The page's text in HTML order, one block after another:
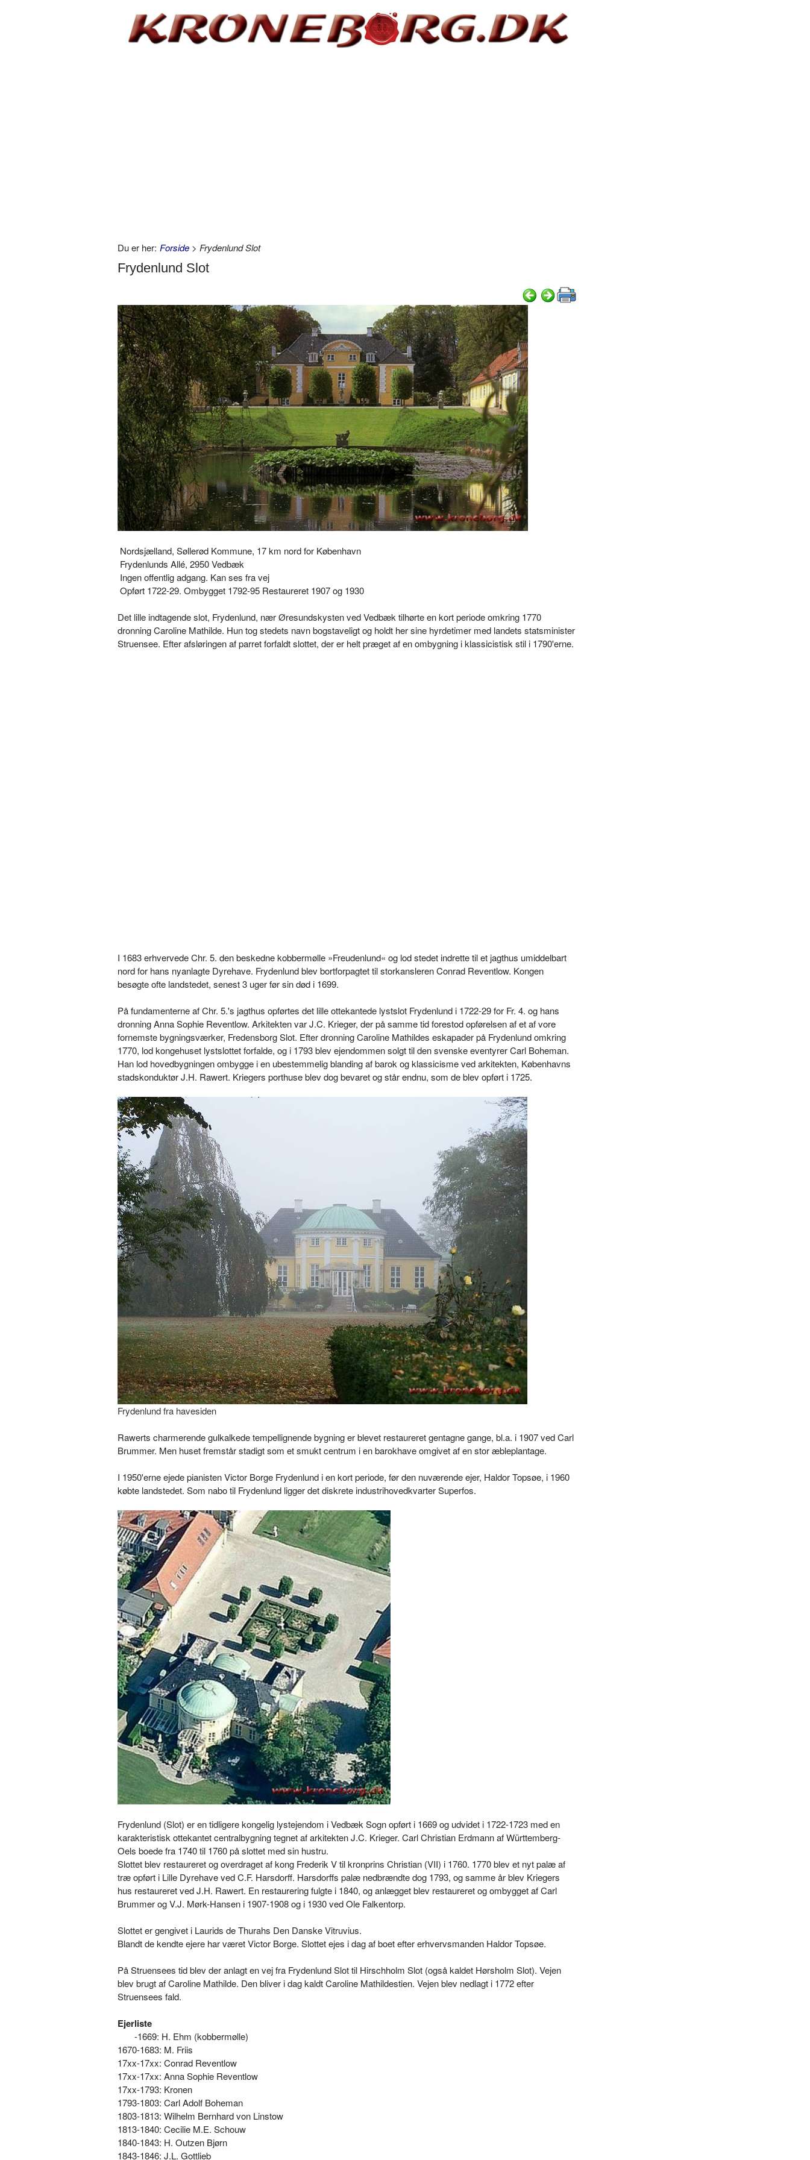
Du er her: Forside > Frydenlund Slot
Frydenlund Slot
Nordsjælland, Søllerød Kommune, 17 km nord for København
Frydenlunds Allé, 2950 Vedbæk
Ingen offentlig adgang. Kan ses fra vej
Opført 1722-29. Ombygget 1792-95 Restaureret 1907 og 1930
Det lille indtagende slot, Frydenlund, nær Øresundskysten ved Vedbæk tilhørte en kort periode omkring 1770
dronning Caroline Mathilde. Hun tog stedets navn bogstaveligt og holdt her sine hyrdetimer med landets statsminister
Struensee. Efter afsløringen af parret forfaldt slottet, der er helt præget af en ombygning i klassicistisk stil i 1790'erne.
I 1683 erhvervede Chr. 5. den beskedne kobbermølle »Freudenlund« og lod stedet indrette til et jagthus umiddelbart
nord for hans nyanlagte Dyrehave. Frydenlund blev bortforpagtet til storkansleren Conrad Reventlow. Kongen
besøgte ofte landstedet, senest 3 uger før sin død i 1699.
På fundamenterne af Chr. 5.'s jagthus opførtes det lille ottekantede lystslot Frydenlund i 1722-29 for Fr. 4. og hans
dronning Anna Sophie Reventlow. Arkitekten var J.C. Krieger, der på samme tid forestod opførelsen af et af vore
fornemste bygningsværker, Fredensborg Slot. Efter dronning Caroline Mathildes eskapader på Frydenlund omkring
1770, lod kongehuset lystslottet forfalde, og i 1793 blev ejendommen solgt til den svenske eventyrer Carl Boheman.
Han lod hovedbygningen ombygge i en ubestemmelig blanding af barok og klassicisme ved arkitekten, Københavns
stadskonduktør J.H. Rawert. Kriegers porthuse blev dog bevaret og står endnu, som de blev opført i 1725.
Frydenlund fra havesiden
Rawerts charmerende gulkalkede tempellignende bygning er blevet restaureret gentagne gange, bl.a. i 1907 ved Carl
Brummer. Men huset fremstår stadigt som et smukt centrum i en barokhave omgivet af en stor æbleplantage.
I 1950'erne ejede pianisten Victor Borge Frydenlund i en kort periode, før den nuværende ejer, Haldor Topsøe, i 1960
købte landstedet. Som nabo til Frydenlund ligger det diskrete industrihovedkvarter Superfos.
Frydenlund (Slot) er en tidligere kongelig lystejendom i Vedbæk Sogn opført i 1669 og udvidet i 1722-1723 med en
karakteristisk ottekantet centralbygning tegnet af arkitekten J.C. Krieger. Carl Christian Erdmann af Württemberg-
Oels boede fra 1740 til 1760 på slottet med sin hustru.
Slottet blev restaureret og overdraget af kong Frederik V til kronprins Christian (VII) i 1760. 1770 blev et nyt palæ af
træ opført i Lille Dyrehave ved C.F. Harsdorff. Harsdorffs palæ nedbrændte dog 1793, og samme år blev Kriegers
hus restaureret ved J.H. Rawert. En restaurering fulgte i 1840, og anlægget blev restaureret og ombygget af Carl
Brummer og V.J. Mørk-Hansen i 1907-1908 og i 1930 ved Ole Falkentorp.
Slottet er gengivet i Laurids de Thurahs Den Danske Vitruvius.
Blandt de kendte ejere har været Victor Borge. Slottet ejes i dag af boet efter erhvervsmanden Haldor Topsøe.
På Struensees tid blev der anlagt en vej fra Frydenlund Slot til Hirschholm Slot (også kaldet Hørsholm Slot). Vejen
blev brugt af Caroline Mathilde. Den bliver i dag kaldt Caroline Mathildestien. Vejen blev nedlagt i 1772 efter
Struensees fald.
Ejerliste
-1669: H. Ehm (kobbermølle)
1670-1683: M. Friis
17xx-17xx: Conrad Reventlow
17xx-17xx: Anna Sophie Reventlow
17xx-1793: Kronen
1793-1803: Carl Adolf Boheman
1803-1813: Wilhelm Bernhard von Linstow
1813-1840: Cecilie M.E. Schouw
1840-1843: H. Outzen Bjørn
1843-1846: J.L. Gottlieb